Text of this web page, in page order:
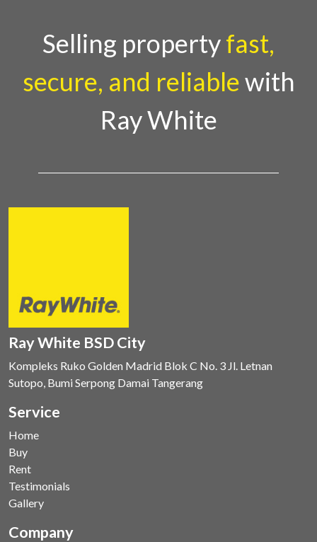
Selling propertyfast,
secure, and reliablewith
Ray White
Ray White BSD City
Kompleks Ruko Golden Madrid Blok C No. 3 Jl. Letnan
Sutopo, Bumi Serpong Damai Tangerang
Service
Home
Buy
Rent
Testimonials
Gallery
Company